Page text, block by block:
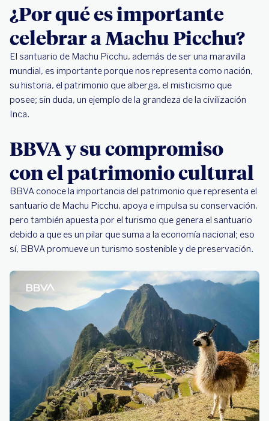
¿Por qué es importante
celebrar a Machu Picchu?
El santuario de Machu Picchu, además de ser una maravilla
mundial, es importante porque nos representa como nación,
su historia, el patrimonio que alberga, el misticismo que
posee; sin duda, un ejemplo de la grandeza de la civilización
Inca.
BBVA y su compromiso
con el patrimonio cultural
BBVA conoce la importancia del patrimonio que representa el
santuario de Machu Picchu, apoya e impulsa su conservación,
pero también apuesta por el turismo que genera el santuario
debido a que es un pilar que suma a la economía nacional; eso
sí, BBVA promueve un turismo sostenible y de preservación.